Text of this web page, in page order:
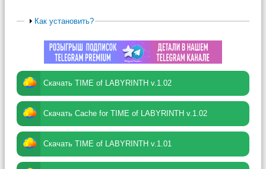
Как установить?
Скачать TIME of LABYRINTH v.1.02
Скачать Cache for TIME of LABYRINTH v.1.02
Скачать TIME of LABYRINTH v.1.01